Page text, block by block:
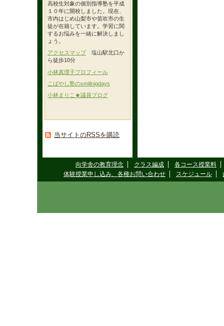
高校生対象の個別指導塾を平成
１０年に開校しました。現在、
市内はじめ山梨市や笛吹市の生
徒が在籍しています。学習に関
するお悩みを一緒に解決しまし
ょう。
アクセスマップ 塩山駅北口か
ら徒歩10分
小林真理子プロフィール
こばやし塾のsmilinigdays
小林まりこ★議員ブログ
当サイトのRSSを購読
向学舎の教育理念 クラス編成
各コース授業料
体験授業申し込み、各種お問い合わせ
スケジュール